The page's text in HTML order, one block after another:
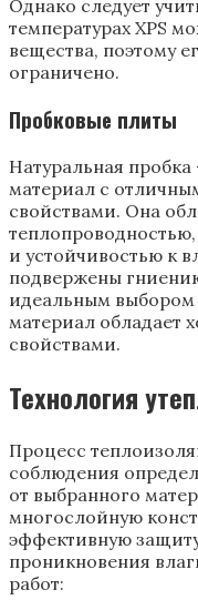
Однако следует
температурах XPS
вещества, поэтому
ограничено.
Пробковые плиты
Натуральная
материал с
свойствами. Она
и устойчивостью к
подвержены
идеальным выбором
материал обладает
свойствами.
Технология
Процесс
соблюдения
от выбранного
многослойную
эффективную
проникновения
работ: